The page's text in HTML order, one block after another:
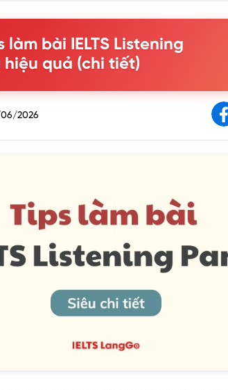
làm bài IELTS Listening
hiệu quả (chi tiết)
2026